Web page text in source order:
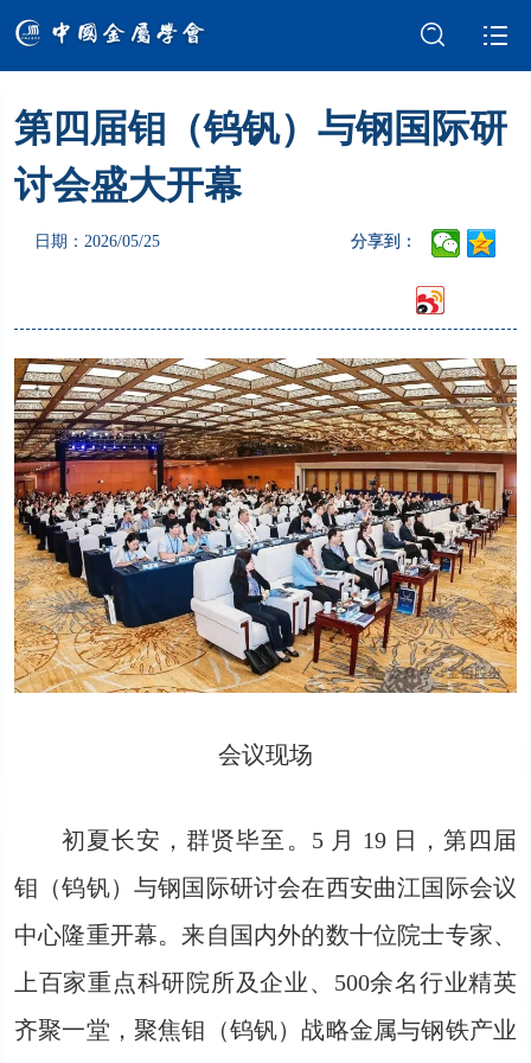
学会介绍 新闻中心
学术交流
成果评价 科普园地
第四届钼（钨钒）与钢国际研
讨会盛大开幕
日期：2026/05/25 分享到：
会议现场
初夏长安，群贤毕至。5 月 19 日，第四届
钼（钨钒）与钢国际研讨会在西安曲江国际会议
中心隆重开幕。来自国内外的数十位院士专家、
上百家重点科研院所及企业、500余名行业精英
齐聚一堂，聚焦钼（钨钒）战略金属与钢铁产业